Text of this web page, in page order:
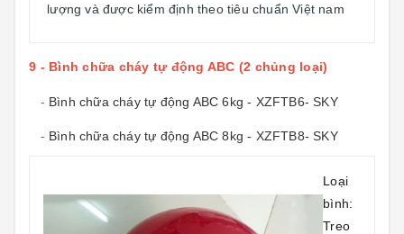
lượng và được kiểm định theo tiêu chuẩn Việt nam
9 - Bình chữa cháy tự động ABC (2 chủng loại)
- Bình chữa cháy tự động ABC 6kg - XZFTB6- SKY
- Bình chữa cháy tự động ABC 8kg - XZFTB8- SKY
Loại
bình:
Treo